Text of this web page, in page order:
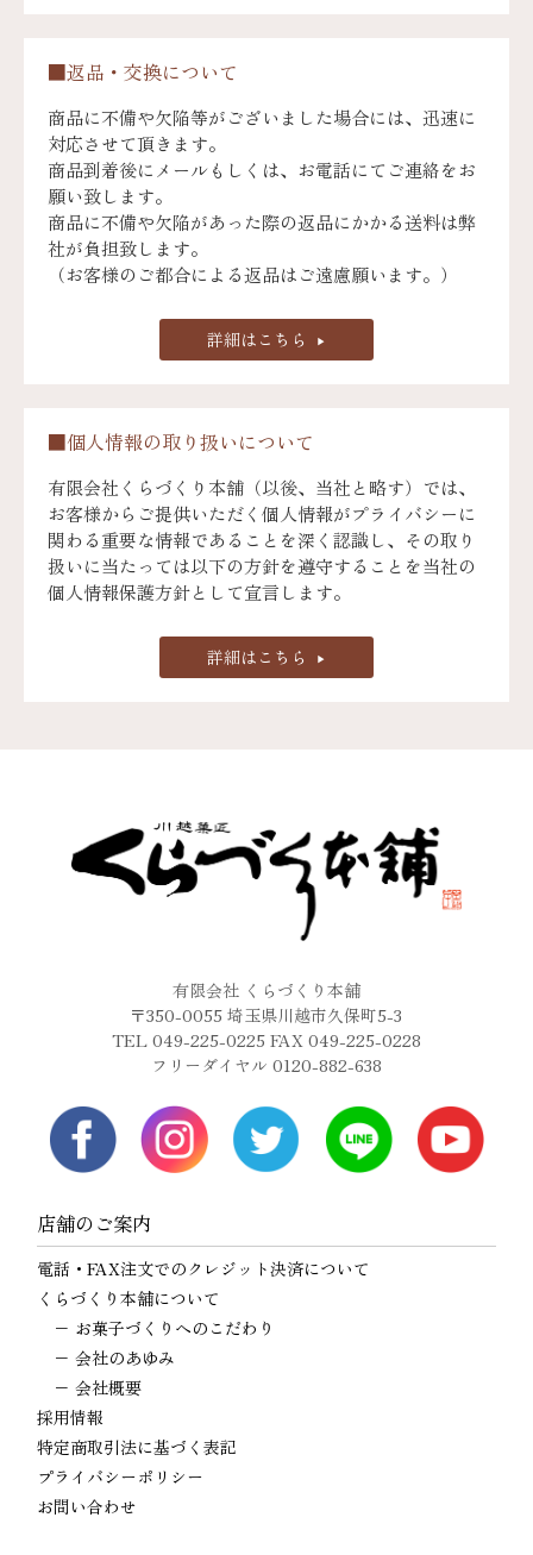
■返品・交換について
商品に不備や欠陥等がございました場合には、迅速に
対応させて頂きます。
商品到着後にメールもしくは、お電話にてご連絡をお
願い致します。
商品に不備や欠陥があった際の返品にかかる送料は弊
社が負担致します。
（お客様のご都合による返品はご遠慮願います。）
詳細はこちら
■個人情報の取り扱いについて
有限会社くらづくり本舗（以後、当社と略す）では、
お客様からご提供いただく個人情報がプライバシーに
関わる重要な情報であることを深く認識し、その取り
扱いに当たっては以下の方針を遵守することを当社の
個人情報保護方針として宣言します。
詳細はこちら
有限会社 くらづくり本舗
〒350-0055 埼玉県川越市久保町5-3
TEL 049-225-0225 FAX 049-225-0228
フリーダイヤル 0120-882-638
店舗のご案内
電話・FAX注文でのクレジット決済について
くらづくり本舗について
− お菓子づくりへのこだわり
−会社のあゆみ
−会社概要
採用情報
特定商取引法に基づく表記
プライバシーポリシー
お問い合わせ